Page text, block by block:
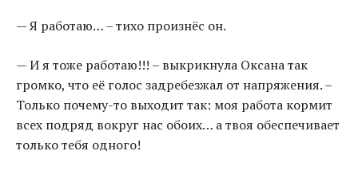
— Я работаю… – тихо произнёс он.
— И я тоже работаю!!! – выкрикнула Оксана так
громко, что её голос задребезжал от напряжения. –
Только почему-то выходит так: моя работа кормит
всех подряд вокруг нас обоих… а твоя обеспечивает
только тебя одного!